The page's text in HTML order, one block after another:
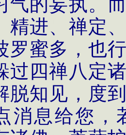
精进、禅定
罗蜜多，也
过四禅八定
脱知见，度
消息给您，